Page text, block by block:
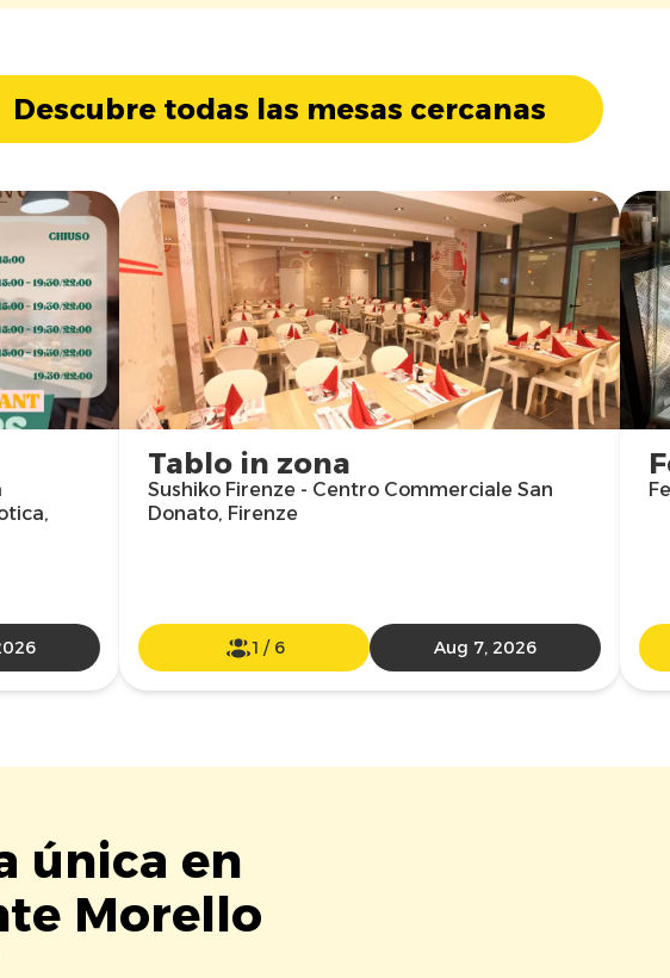
Descubre todas las mesas cercanas
Tablo in zona
Sushiko Firenze - Centro Commerciale San
Donato, Firenze
1 / 6 Aug 7, 2026
única en
Morello